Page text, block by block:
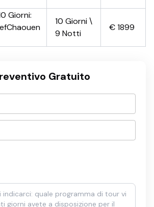
Giorni:
10 Giorni \
9 Notti
€1899
Gratuito